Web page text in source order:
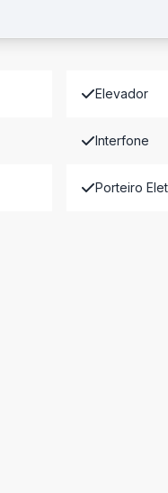
Elevador
Interfone
Porteiro